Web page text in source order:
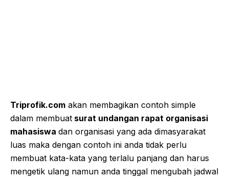
Triprofik.com akan membagikan contoh simple
dalam membuat surat undangan rapat organisasi
mahasiswa dan organisasi yang ada dimasyarakat
luas maka dengan contoh ini anda tidak perlu
membuat kata-kata yang terlalu panjang dan harus
mengetik ulang namun anda tinggal mengubah jadwal